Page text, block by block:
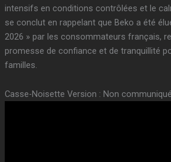
intensifs en conditions contrôlées et le
se conclut en rappelant que Beko a été
2026 » par les consommateurs français,
promesse de confiance et de tranquillité
familles.
Casse-Noisette Version : Non communiqué